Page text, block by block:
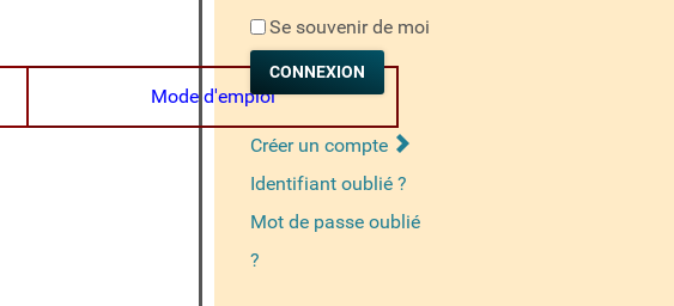
Mode d'emploi
Se souvenir de moi
CONNEXION
Créer un compte
Identifiant oublié ?
Mot de passe oublié
?